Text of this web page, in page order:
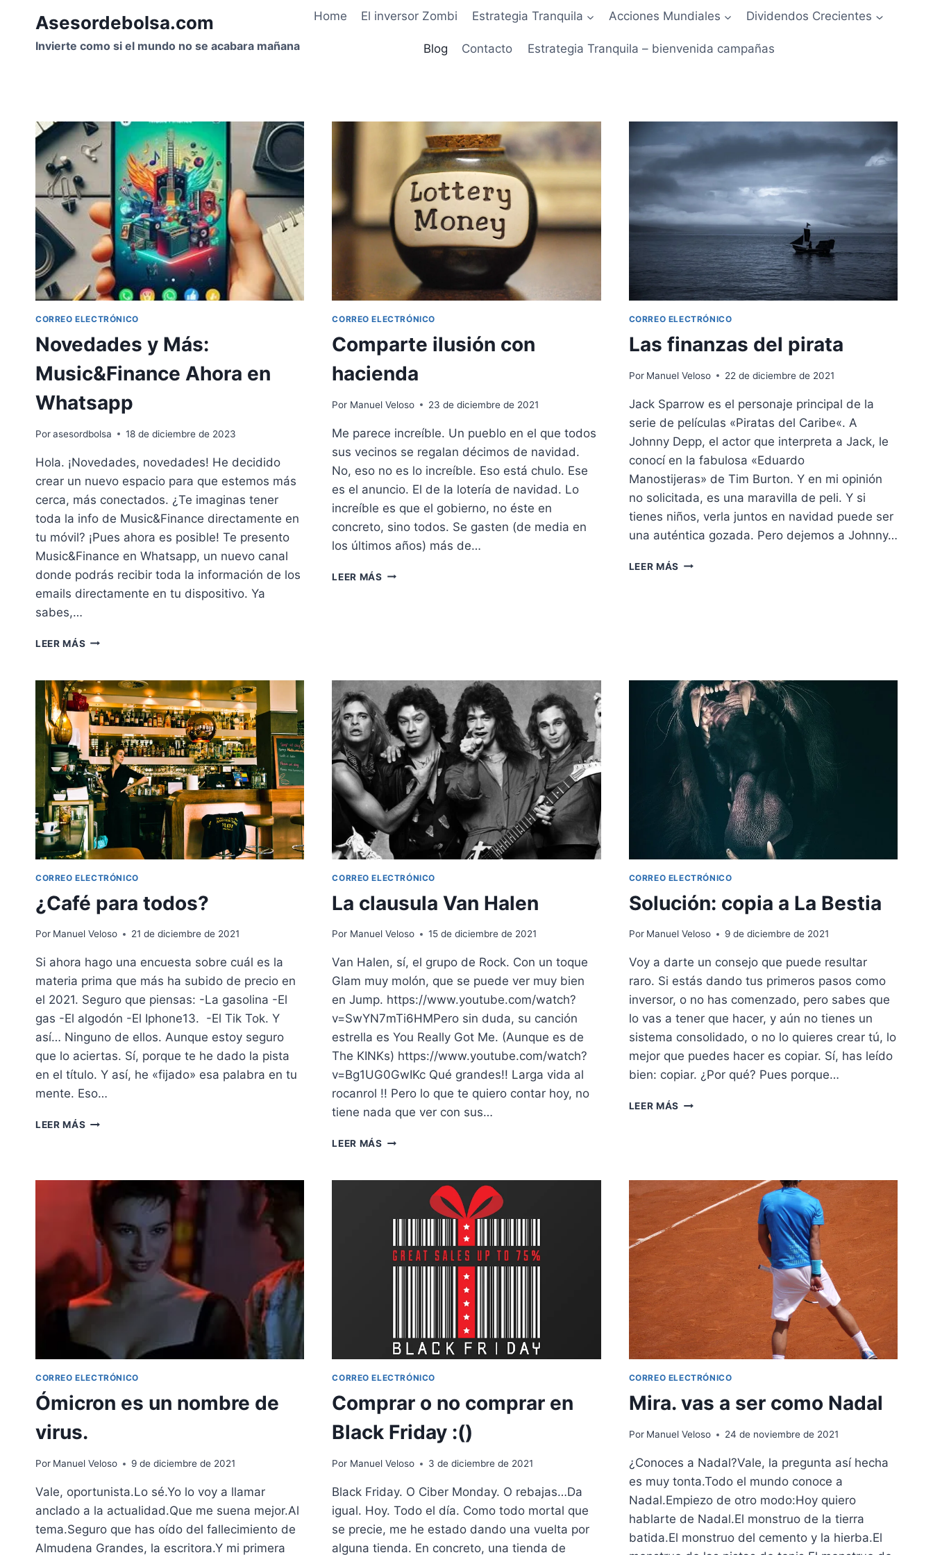
contenido
Asesordebolsa.com
Invierte como si el mundo no se acabara mañana
Home El inversor Zombi Estrategia Tranquila Acciones Mundiales Dividendos Crecientes
Blog Contacto Estrategia Tranquila – bienvenida campañas
CORREO ELECTRÓNICO
Novedades y Más:
Music&Finance Ahora en
Whatsapp
Porasesordbolsa 18 de diciembre de 2023
Hola. ¡Novedades, novedades! He decidido
crear un nuevo espacio para que estemos más
cerca, más conectados. ¿Te imaginas tener
toda la info de Music&Finance directamente en
tu móvil? ¡Pues ahora es posible! Te presento
Music&Finance en Whatsapp, un nuevo canal
donde podrás recibir toda la información de los
emails directamente en tu dispositivo. Ya
sabes,…
LEER MÁS NOVEDADES
MUSIC&FINANCE
AHORA
EN
WHATSAPP
CORREO ELECTRÓNICO
Comparte ilusión con
hacienda
Por Manuel Veloso 23 de diciembre de 2021
Me parece increíble. Un pueblo en el que todos
sus vecinos se regalan décimos de navidad.
No, eso no es lo increíble. Eso está chulo. Ese
es el anuncio. El de la lotería de navidad. Lo
increíble es que el gobierno, no éste en
concreto, sino todos. Se gasten (de media en
los últimos años) más de…
LEER MÁS COMPARTE
CORREO ELECTRÓNICO
Las finanzas del pirata
Por Manuel Veloso 22 de diciembre de 2021
Jack Sparrow es el personaje principal de la
serie de películas «Piratas del Caribe«. A
Johnny Depp, el actor que interpreta a Jack, le
conocí en la fabulosa «Eduardo
Manostijeras» de Tim Burton. Y en mi opinión
no solicitada, es una maravilla de peli. Y si
tienes niños, verla juntos en navidad puede ser
una auténtica gozada. Pero dejemos a Johnny…
LEER MÁS LAS
CORREO ELECTRÓNICO
¿Café para todos?
Por Manuel Veloso 21 de diciembre de 2021
Si ahora hago una encuesta sobre cuál es la
materia prima que más ha subido de precio en
el 2021. Seguro que piensas: -La gasolina -El
gas -El algodón -El Iphone13. -El Tik Tok. Y
así… Ninguno de ellos. Aunque estoy seguro
que lo aciertas. Sí, porque te he dado la pista
en el título. Y así, he «fijado» esa palabra en tu
mente. Eso…
LEER MÁS ¿CAFÉ
CORREO ELECTRÓNICO
La clausula Van Halen
Por Manuel Veloso 15 de diciembre de 2021
Van Halen, sí, el grupo de Rock. Con un toque
Glam muy molón, que se puede ver muy bien
en Jump. https://www.youtube.com/watch?
v=SwYN7mTi6HMPero sin duda, su canción
estrella es You Really Got Me. (Aunque es de
The KINKs) https://www.youtube.com/watch?
v=Bg1UG0GwIKc Qué grandes!! Larga vida al
rocanrol !! Pero lo que te quiero contar hoy, no
tiene nada que ver con sus…
LEER MÁS LA
HALEN
CORREO ELECTRÓNICO
Solución: copia a La Bestia
Por Manuel Veloso 9 de diciembre de 2021
Voy a darte un consejo que puede resultar
raro. Si estás dando tus primeros pasos como
inversor, o no has comenzado, pero sabes que
lo vas a tener que hacer, y aún no tienes un
sistema consolidado, o no lo quieres crear tú, lo
mejor que puedes hacer es copiar. Sí, has leído
bien: copiar. ¿Por qué? Pues porque…
LEER MÁS SOLUCIÓN:
CORREO ELECTRÓNICO
Ómicron es un nombre de
virus.
Por Manuel Veloso 9 de diciembre de 2021
Vale, oportunista.Lo sé.Yo lo voy a llamar
anclado a la actualidad.Que me suena mejor.Al
tema.Seguro que has oído del fallecimiento de
Almudena Grandes, la escritora.Y mi primera
CORREO ELECTRÓNICO
Comprar o no comprar en
Black Friday :()
Por Manuel Veloso 3 de diciembre de 2021
Black Friday. O Ciber Monday. O rebajas…Da
igual. Hoy. Todo el día. Como todo mortal que
se precie, me he estado dando una vuelta por
alguna tienda. En concreto, una tienda de
CORREO ELECTRÓNICO
Mira. vas a ser como Nadal
Por Manuel Veloso 24 de noviembre de 2021
¿Conoces a Nadal?Vale, la pregunta así hecha
es muy tonta.Todo el mundo conoce a
Nadal.Empiezo de otro modo:Hoy quiero
hablarte de Nadal.El monstruo de la tierra
batida.El monstruo del cemento y la hierba.El